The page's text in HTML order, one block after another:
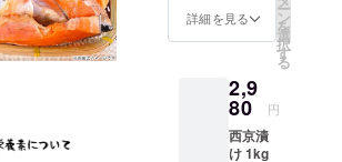
詳細を見る ー
ン
を
選
択
す
る
2,9
80 円
西京漬
け 1kg